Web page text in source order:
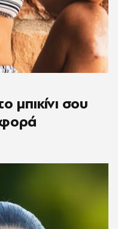
μπικίνι σου
φορά